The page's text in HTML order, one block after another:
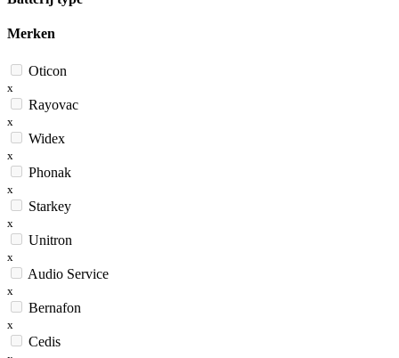
Merken
Oticon
x
Rayovac
x
Widex
x
Phonak
x
Starkey
x
Unitron
x
Audio Service
x
Bernafon
x
Cedis